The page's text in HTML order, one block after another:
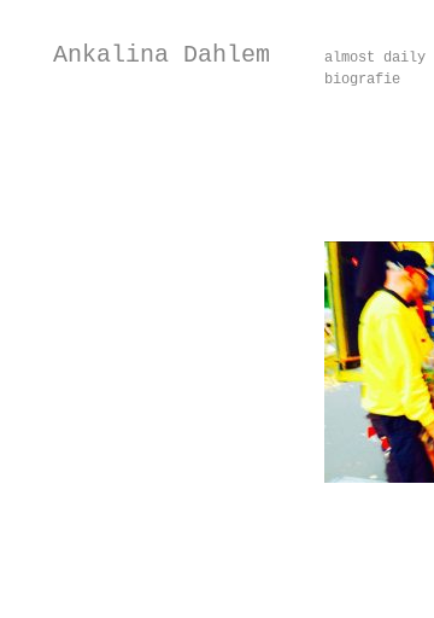
Ankalina Dahlem almost daily
biografie